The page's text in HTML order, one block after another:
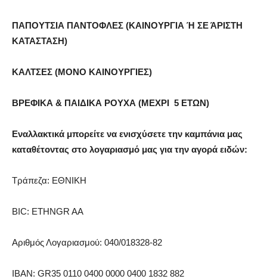
ΠΑΠΟΥΤΣΙΑ ΠΑΝΤΟΦΛΕΣ (ΚΑΙΝΟΥΡΓΙΑ Ή ΣΕ ΆΡΙΣΤΗ
ΚΑΤΑΣΤΑΣΗ)
ΚΑΛΤΣΕΣ (ΜΟΝΟ ΚΑΙΝΟΥΡΓΙΕΣ)
ΒΡΕΦΙΚΑ & ΠΑΙΔΙΚΑ ΡΟΥΧΑ (ΜΕΧΡΙ 5 ΕΤΩΝ)
Εναλλακτικά μπορείτε να ενισχύσετε την καμπάνια μας
καταθέτοντας στο λογαριασμό μας για την αγορά ειδών:
Τράπεζα: ΕΘΝΙΚΗ
BIC: ETHNGR AA
Αριθμός Λογαριασμού: 040/018328-82
IBAN: GR35 0110 0400 0000 0400 1832 882